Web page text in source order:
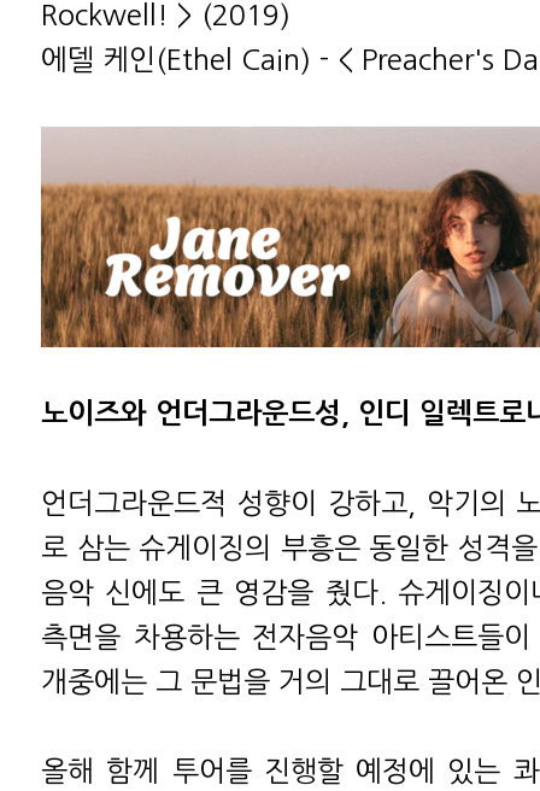
Rockwell! > (2019)
에델 케인(Ethel Cain) - < Preacher's
노이즈와 언더그라운드성, 인디 일렉트로
언더그라운드적 성향이 강하고, 악기의
로 삼는 슈게이징의 부흥은 동일한 성격
음악 신에도 큰 영감을 줬다. 슈게이징
측면을 차용하는 전자음악 아티스트들
개중에는 그 문법을 거의 그대로 끌어온
올해 함께 투어를 진행할 예정에 있는